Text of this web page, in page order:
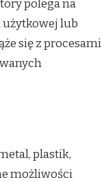
polega na
użytkowej lub
się z procesami
plastik,
możliwości